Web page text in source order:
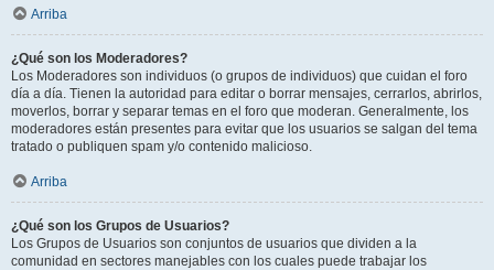
Arriba
¿Qué son los Moderadores?
Los Moderadores son individuos (o grupos de individuos) que cuidan el foro
día a día. Tienen la autoridad para editar o borrar mensajes, cerrarlos, abrirlos,
moverlos, borrar y separar temas en el foro que moderan. Generalmente, los
moderadores están presentes para evitar que los usuarios se salgan del tema
tratado o publiquen spam y/o contenido malicioso.
Arriba
¿Qué son los Grupos de Usuarios?
Los Grupos de Usuarios son conjuntos de usuarios que dividen a la
comunidad en sectores manejables con los cuales puede trabajar los